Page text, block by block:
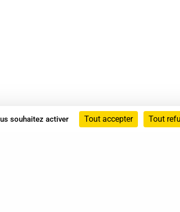
souhaitez activer Tout accepter Tout